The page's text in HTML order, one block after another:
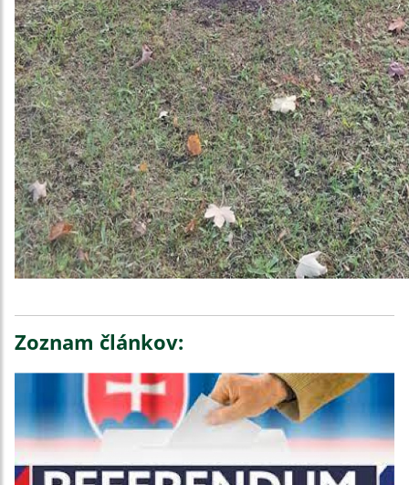
Zoznam článkov: